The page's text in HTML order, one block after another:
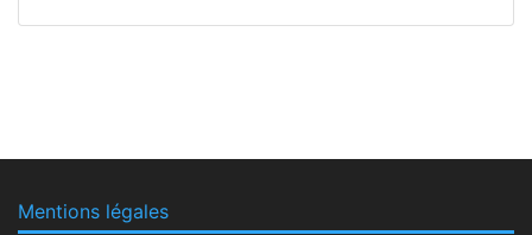
Mentions légales